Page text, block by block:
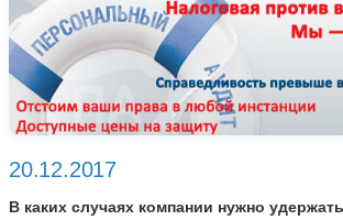
20.12.2017
В каких случаях компании нужно